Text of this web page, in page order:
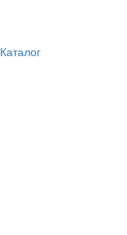
Каталог